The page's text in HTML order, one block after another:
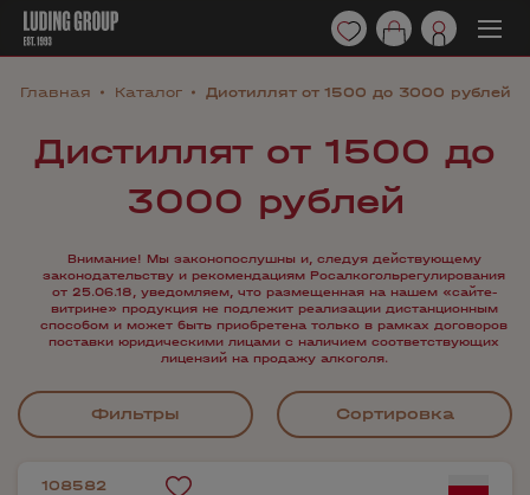
Главная Каталог Дистиллят от 1500 до 3000 рублей
Дистиллят от 1500 до
3000 рублей
Внимание! Мы законопослушны и, следуя действующему
законодательству и рекомендациям Росалкогольрегулирования
от 25.06.18, уведомляем, что размещенная на нашем «сайте-
витрине» продукция не подлежит реализации дистанционным
способом и может быть приобретена только в рамках договоров
поставки юридическими лицами с наличием соответствующих
лицензий на продажу алкоголя.
Фильтры Сортировка
108582